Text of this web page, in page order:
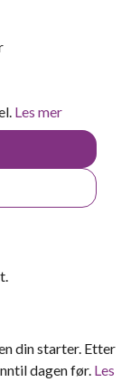
Les mer
din starter. Etter
dagen før. Les